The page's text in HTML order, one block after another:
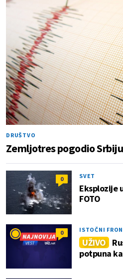
DRUŠTVO
Zemljotres pogodio Srbiju
0 SVET
Eksplozije
FOTO
0 ISTOČNI
UŽIVO
potpuna